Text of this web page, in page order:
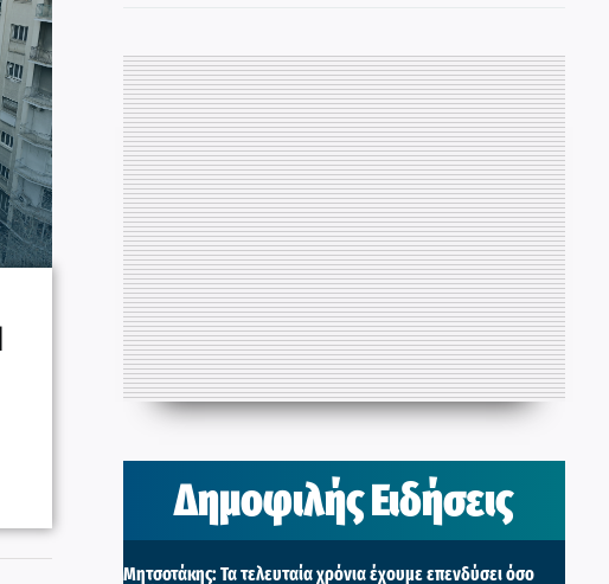
Δημοφιλής Ειδήσεις
Μητσοτάκης: Τα τελευταία χρόνια έχουμε επενδύσει όσο